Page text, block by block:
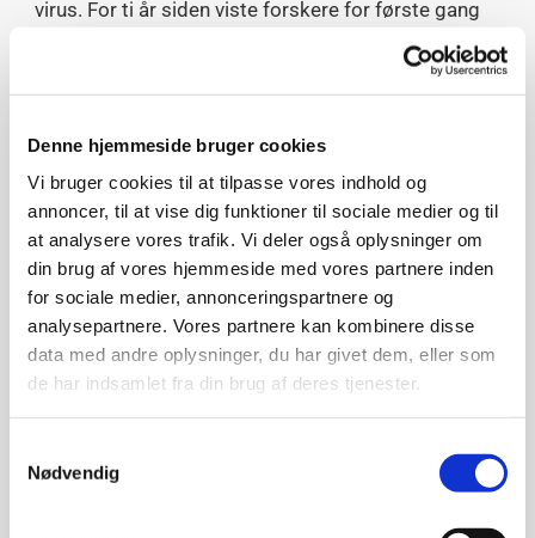
Denne hjemmeside bruger cookies
Vi bruger cookies til at tilpasse vores indhold og
annoncer, til at vise dig funktioner til sociale medier og til
at analysere vores trafik. Vi deler også oplysninger om
din brug af vores hjemmeside med vores partnere inden
for sociale medier, annonceringspartnere og
analysepartnere. Vores partnere kan kombinere disse
data med andre oplysninger, du har givet dem, eller som
de har indsamlet fra din brug af deres tjenester.
Nødvendig
virus. For ti år siden viste forskere for første gang
at de kunne udnytte CRISPR-værktøjet til noget helt
andet: nemlig at bruge det til at finde vej til
genomet i cellekernen i menneskeceller og klippe et
klippe i DNA-strengen giver os mulighed for at
redigere koden.
Værktøjet CRISPR har siden fået en enorm
betydning for basal genetisk forskning. Vi kan nu
redigere i gener, ændre deres egenskaber eller
meget præcist slå dem ud af funktion. Dette gør
det muligt at studere de enkelte geners eller
bestemte genvarianters betydning for biologiske
allerede nu ser vi de første eksempler på genterapi
baseret på CRISPR. På Aarhus Universitet arbejder
et større forskerteam – inkl. aftenens forelæser,